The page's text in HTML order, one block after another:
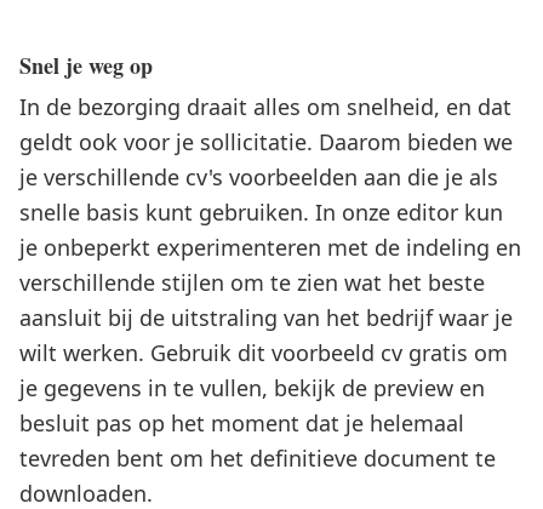
Snel je weg op
In de bezorging draait alles om snelheid, en dat
geldt ook voor je sollicitatie. Daarom bieden we
je verschillende cv's voorbeelden aan die je als
snelle basis kunt gebruiken. In onze editor kun
je onbeperkt experimenteren met de indeling en
verschillende stijlen om te zien wat het beste
aansluit bij de uitstraling van het bedrijf waar je
wilt werken. Gebruik dit voorbeeld cv gratis om
je gegevens in te vullen, bekijk de preview en
besluit pas op het moment dat je helemaal
tevreden bent om het definitieve document te
downloaden.